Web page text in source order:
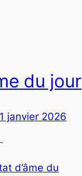
du jour
janvier 2026
d’âme du